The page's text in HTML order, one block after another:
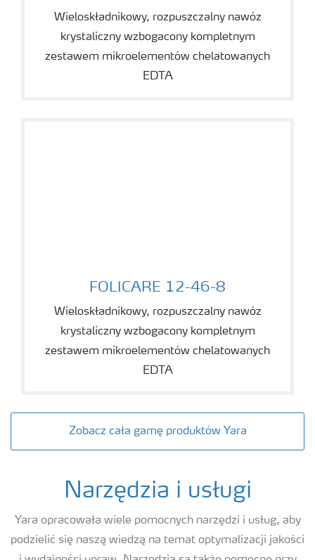
Wieloskładnikowy, rozpuszczalny nawóz
krystaliczny wzbogacony kompletnym
zestawem mikroelementów chelatowanych
EDTA
FOLICARE 12-46-8
FOLICARE 12-46-8
Wieloskładnikowy, rozpuszczalny nawóz
krystaliczny wzbogacony kompletnym
zestawem mikroelementów chelatowanych
EDTA
Zobacz cała gamę produktów Yara
Narzędzia i usługi
Yara opracowała wiele pomocnych narzędzi i usług, aby
podzielić się naszą wiedzą na temat optymalizacji jakości